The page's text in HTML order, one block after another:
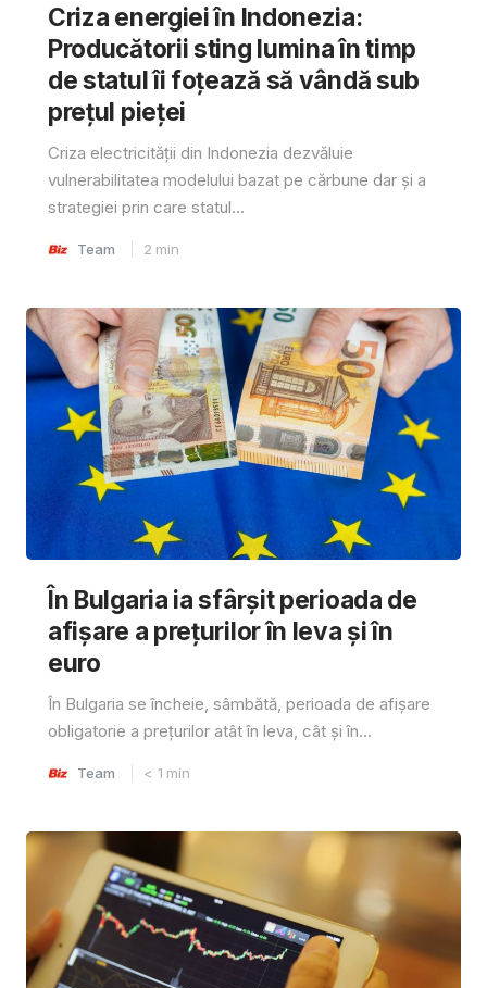
Criza energiei în Indonezia:
Producătorii sting lumina în timp
de statul îi foțează să vândă sub
prețul pieței
Criza electricității din Indonezia dezvăluie
vulnerabilitatea modelului bazat pe cărbune dar și a
strategiei prin care statul...
Team 2 min
În Bulgaria ia sfârşit perioada de
afișare a prețurilor în ​​leva și în
euro
În Bulgaria se încheie, sâmbătă, perioada de afișare
obligatorie a prețurilor atât în ​​leva, cât și în...
Team < 1 min